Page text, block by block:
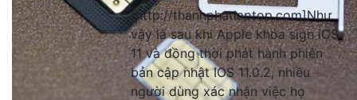
[http://thanhphatlaptop.com]Như
vậy là sau khi Apple khóa sign iOS
11 và đồng thời phát hành phiên
bản cập nhật IOS 11.0.2, nhiều
người dùng xác nhận việc họ